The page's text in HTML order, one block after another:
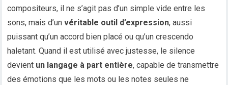
compositeurs, il ne s’agit pas d’un simple vide entre les
sons, mais d’unvéritable outil d’expression, aussi
puissant qu’un accord bien placé ou qu’un crescendo
haletant. Quand il est utilisé avec justesse, le silence
devient un langage à part entière, capable de transmettre
des émotions que les mots ou les notes seules ne